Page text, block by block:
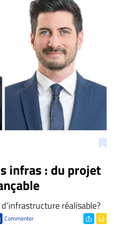
infras : du projet
réalisable?
Commenter